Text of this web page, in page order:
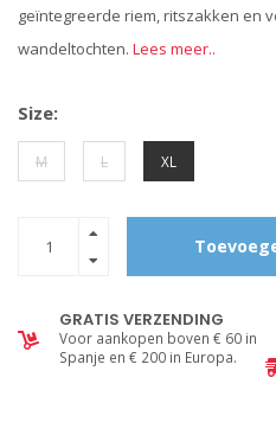
geïntegreerde riem, ritszakken en
wandeltochten. Lees meer..
Size:
M L XL
GRATIS VERZENDING
Voor aankopen boven € 60 in
Spanje en € 200 in Europa.